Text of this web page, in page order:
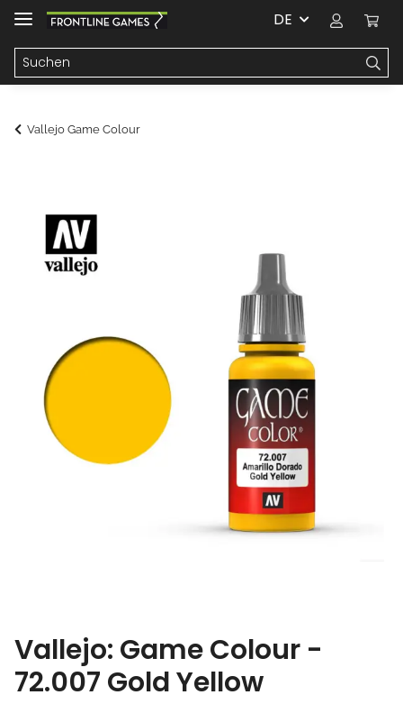
DE
Vallejo Game Colour
Vallejo: Game Colour -
72.007 Gold Yellow